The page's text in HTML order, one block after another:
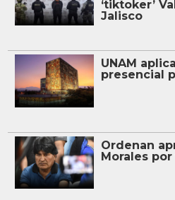
‘tiktoker’
Jalisco
UNAM
presencial
Ordenan
Morales